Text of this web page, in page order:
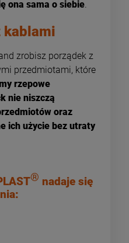
ona sama o siebie.
kablami
zrobisz porządek z
przedmiotami, które
rzepowe
nie niszczą
oraz
ich użycie bez utraty
® nadaje się